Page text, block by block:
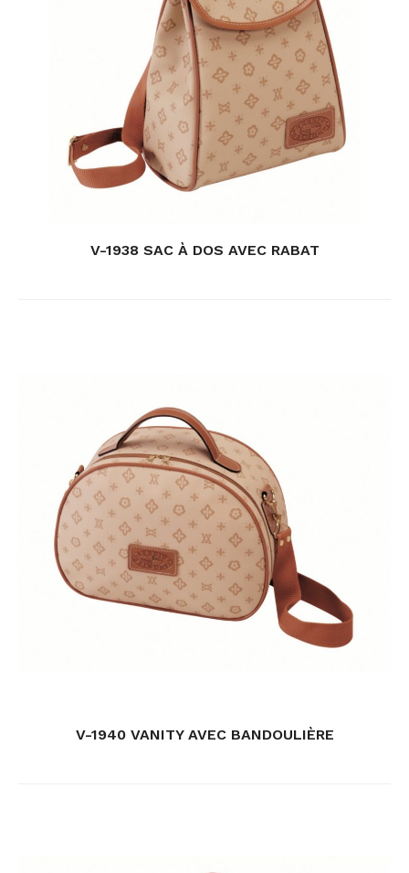
V-1938 SAC À DOS AVEC RABAT
V-1940 VANITY AVEC BANDOULIÈRE